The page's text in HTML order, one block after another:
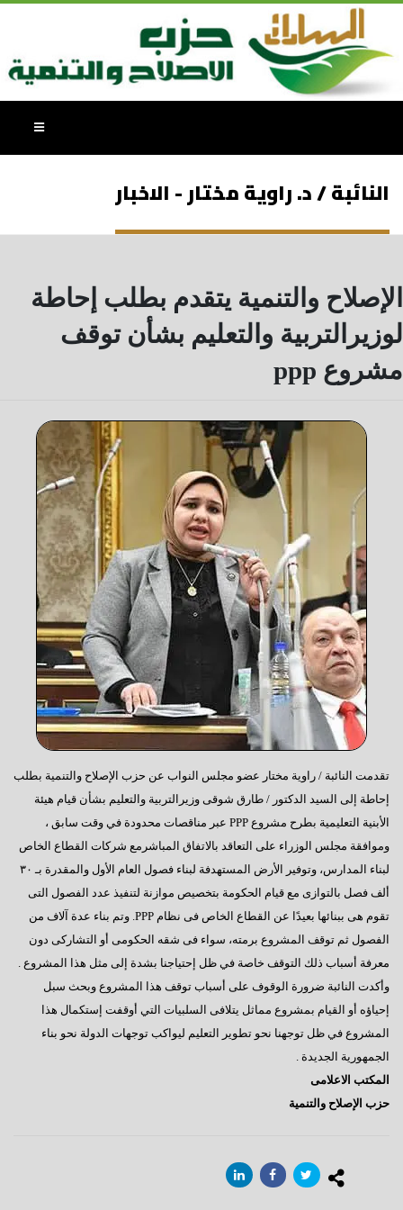
النائبة / د. راوية مختار - الاخبار
الإصلاح والتنمية يتقدم بطلب إحاطة
لوزيرالتربية والتعليم بشأن توقف
مشروع ppp
تقدمت النائبة / راوية مختار عضو مجلس النواب عن حزب الإصلاح والتنمية بطلب
إحاطة إلى السيد الدكتور / طارق شوقى وزيرالتربية والتعليم بشأن قيام هيئة
الأبنية التعليمية بطرح مشروع PPP عبر مناقصات محدودة في وقت سابق ،
وموافقة مجلس الوزراء على التعاقد بالاتفاق المباشرمع شركات القطاع الخاص
لبناء المدارس، وتوفير الأرض المستهدفة لبناء فصول العام الأول والمقدرة بـ ٣٠
ألف فصل بالتوازى مع قيام الحكومة بتخصيص موازنة لتنفيذ عدد الفصول التى
تقوم هى ببنائها بعيدًا عن القطاع الخاص فى نظام PPP. وتم بناء عدة آلاف من
الفصول ثم توقف المشروع برمته، سواء فى شقه الحكومى أو التشاركى دون
معرفة أسباب ذلك التوقف خاصة في ظل إحتياجنا بشدة إلى مثل هذا المشروع .
وأكدت النائبة ضرورة الوقوف على أسباب توقف هذا المشروع وبحث سبل
إحياؤه أو القيام بمشروع مماثل يتلافى السلبيات التي أوقفت إستكمال هذا
المشروع في ظل توجهنا نحو تطوير التعليم ليواكب توجهات الدولة نحو بناء
الجمهورية الجديدة .
المكتب الاعلامى
حزب الإصلاح والتنمية